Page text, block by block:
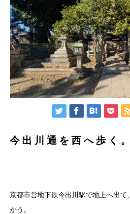
今出川通を西へ歩く。
京都市営地下鉄今出川駅で地上へ出て
かう。